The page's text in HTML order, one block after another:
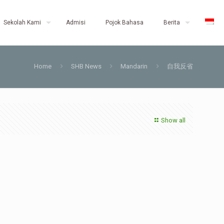
Sekolah Kami Admisi Pojok Bahasa Berita
Home SHB News Mandarin 自我反省
Show all